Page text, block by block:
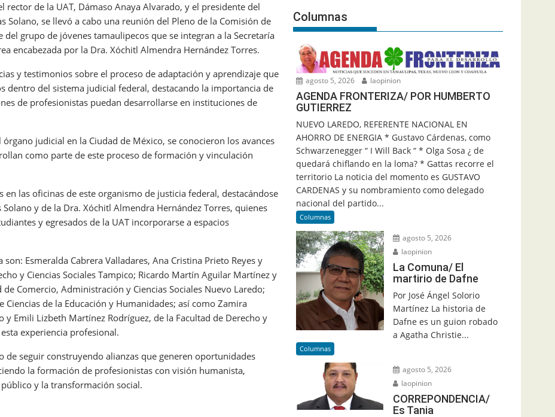
de la UAT, Dámaso Anaya Alvarado, y el presidente del
Solano, se llevó a cabo una reunión del Pleno de la Comisión de
grupo de jóvenes tamaulipecos que se integran a la Secretaría
encabezada por la Dra. Xóchitl Almendra Hernández Torres.
y testimonios sobre el proceso de adaptación y aprendizaje que
dentro del sistema judicial federal, destacando la importancia de
de profesionistas puedan desarrollarse en instituciones de
judicial en la Ciudad de México, se conocieron los avances
como parte de este proceso de formación y vinculación
las oficinas de este organismo de justicia federal, destacándose
y de la Dra. Xóchitl Almendra Hernández Torres, quienes
y egresados de la UAT incorporarse a espacios
Esmeralda Cabrera Valladares, Ana Cristina Prieto Reyes y
y Ciencias Sociales Tampico; Ricardo Martín Aguilar Martínez y
Comercio, Administración y Ciencias Sociales Nuevo Laredo;
Ciencias de la Educación y Humanidades; así como Zamira
y Emili Lizbeth Martínez Rodríguez, de la Facultad de Derecho y
experiencia profesional.
de seguir construyendo alianzas que generen oportunidades
la formación de profesionistas con visión humanista,
y la transformación social.
Columnas
agosto 5, 2026 laopinion
AGENDA FRONTERIZA/ POR HUMBERTO
GUTIERREZ
NUEVO LAREDO, REFERENTE NACIONAL EN
AHORRO DE ENERGIA * Gustavo Cárdenas, como
Schwarzenegger “ I Will Back “ * Olga Sosa ¿ de
quedará chiflando en la loma? * Gattas recorre el
territorio La noticia del momento es GUSTAVO
CARDENAS y su nombramiento como delegado
nacional del partido...
Columnas
agosto 5, 2026
laopinion
La Comuna/ El
martirio de Dafne
Por José Ángel Solorio
Martínez La historia de
Dafne es un guion robado
a Agatha Christie...
Columnas
agosto 5, 2026
laopinion
CORREPONDENCIA/
Es Tania